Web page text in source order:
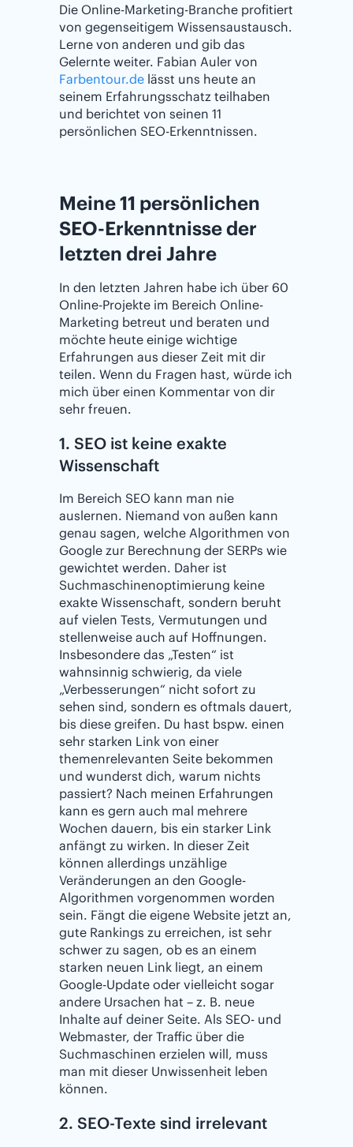
Die Online-Marketing-Branche profitiert
von gegenseitigem Wissensaustausch.
Lerne von anderen und gib das
Gelernte weiter. Fabian Auler von
Farbentour.de lässt uns heute an
seinem Erfahrungsschatz teilhaben
und berichtet von seinen 11
persönlichen SEO-Erkenntnissen.
Meine 11 persönlichen
SEO-Erkenntnisse der
letzten drei Jahre
In den letzten Jahren habe ich über 60
Online-Projekte im Bereich Online-
Marketing betreut und beraten und
möchte heute einige wichtige
Erfahrungen aus dieser Zeit mit dir
teilen. Wenn du Fragen hast, würde ich
mich über einen Kommentar von dir
sehr freuen.
1. SEO ist keine exakte
Wissenschaft
Im Bereich SEO kann man nie
auslernen. Niemand von außen kann
genau sagen, welche Algorithmen von
Google zur Berechnung der SERPs wie
gewichtet werden. Daher ist
Suchmaschinenoptimierung keine
exakte Wissenschaft, sondern beruht
auf vielen Tests, Vermutungen und
stellenweise auch auf Hoffnungen.
Insbesondere das „Testen“ ist
wahnsinnig schwierig, da viele
„Verbesserungen“ nicht sofort zu
sehen sind, sondern es oftmals dauert,
bis diese greifen. Du hast bspw. einen
sehr starken Link von einer
themenrelevanten Seite bekommen
und wunderst dich, warum nichts
passiert? Nach meinen Erfahrungen
kann es gern auch mal mehrere
Wochen dauern, bis ein starker Link
anfängt zu wirken. In dieser Zeit
können allerdings unzählige
Veränderungen an den Google-
Algorithmen vorgenommen worden
sein. Fängt die eigene Website jetzt an,
gute Rankings zu erreichen, ist sehr
schwer zu sagen, ob es an einem
starken neuen Link liegt, an einem
Google-Update oder vielleicht sogar
andere Ursachen hat – z. B. neue
Inhalte auf deiner Seite. Als SEO- und
Webmaster, der Traffic über die
Suchmaschinen erzielen will, muss
man mit dieser Unwissenheit leben
können.
2. SEO-Texte sind irrelevant